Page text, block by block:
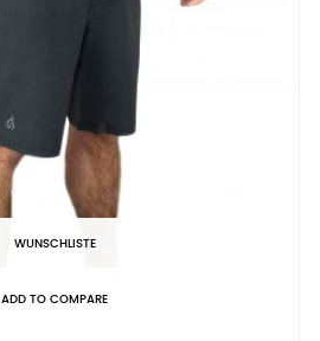
WUNSCHLISTE
ADD TO COMPARE